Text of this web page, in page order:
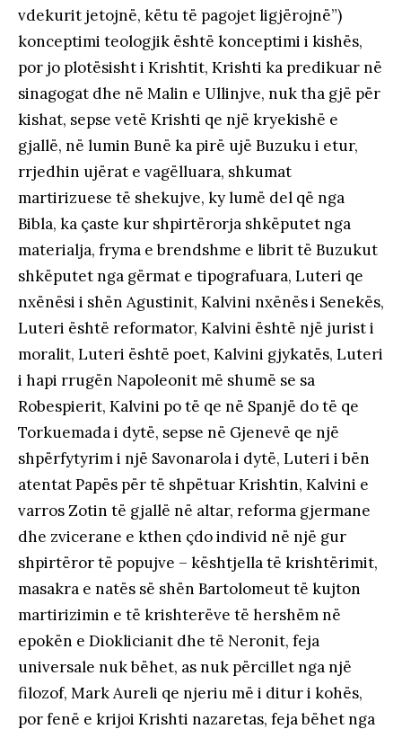
vdekurit jetojnë, këtu të pagojet ligjërojnë”)
konceptimi teologjik është konceptimi i kishës,
por jo plotësisht i Krishtit, Krishti ka predikuar në
sinagogat dhe në Malin e Ullinjve, nuk tha gjë për
kishat, sepse vetë Krishti qe një kryekishë e
gjallë, në lumin Bunë ka pirë ujë Buzuku i etur,
rrjedhin ujërat e vagëlluara, shkumat
martirizuese të shekujve, ky lumë del që nga
Bibla, ka çaste kur shpirtërorja shkëputet nga
materialja, fryma e brendshme e librit të Buzukut
shkëputet nga gërmat e tipografuara, Luteri qe
nxënësi i shën Agustinit, Kalvini nxënës i Senekës,
Luteri është reformator, Kalvini është një jurist i
moralit, Luteri është poet, Kalvini gjykatës, Luteri
i hapi rrugën Napoleonit më shumë se sa
Robespierit, Kalvini po të qe në Spanjë do të qe
Torkuemada i dytë, sepse në Gjenevë qe një
shpërfytyrim i një Savonarola i dytë, Luteri i bën
atentat Papës për të shpëtuar Krishtin, Kalvini e
varros Zotin të gjallë në altar, reforma gjermane
dhe zvicerane e kthen çdo individ në një gur
shpirtëror të popujve – kështjella të krishtërimit,
masakra e natës së shën Bartolomeut të kujton
martirizimin e të krishterëve të hershëm në
epokën e Dioklicianit dhe të Neronit, feja
universale nuk bëhet, as nuk përcillet nga një
filozof, Mark Aureli qe njeriu më i ditur i kohës,
por fenë e krijoi Krishti nazaretas, feja bëhet nga